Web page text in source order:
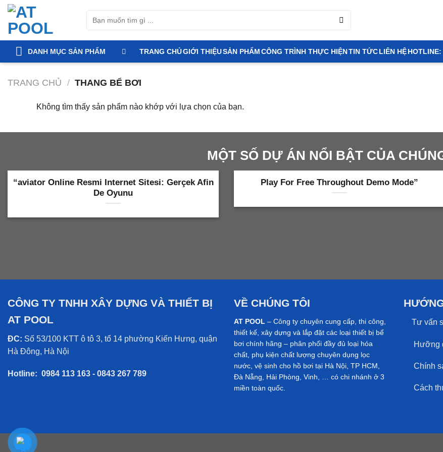
Bỏ
kiếm:
DANH MỤC SẢN PHẨM TRANG CHỦGIỚI THIỆUSẢN PHẨMCÔNG TRÌNH THỰC HIỆNTIN TỨCLIÊN HỆ
TRANG CHỦ / THANG BỂ BƠI
Không tìm thấy sản phẩm nào khớp với lựa chọn của bạn.
MỘT SỐ DỰ ÁN NỔI BẬT CỦA
“aviator Online Resmi Internet Sitesi: Gerçek Afin
De Oyunu
Play For Free Throughout Demo Mode”
CÔNG TY TNHH XÂY DỰNG VÀ THIẾT BỊ
AT POOL
ĐC: Số 53/100 KTT ô tô 3, tổ 14 phường Kiến Hưng, quận
Hà Đông, Hà Nội
Hotline: 0984 113 163 - 0843 267 789
VỀ CHÚNG TÔI
AT POOL – Công ty chuyên cung cấp, thi công,
thiết kế, xây dựng và lắp đặt các loại thiết bị bể
bơi chính hãng – phân phối đầy đủ loại hóa
chất, phụ kiện chất lượng chuyên dụng lọc
nước, vệ sinh cho hồ bơi tại Hà Nội, TP HCM,
Đà Nẵng, Hải Phòng, Vinh, … có chi nhánh ở 3
miền toàn quốc.
Tư vấn
Hưỡng
Chính
Cách